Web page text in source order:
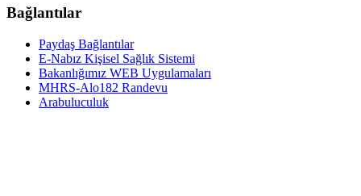
Bağlantılar
Paydaş Bağlantılar
E-Nabız Kişisel Sağlık Sistemi
Bakanlığımız WEB Uygulamaları
MHRS-Alo182 Randevu
Arabuluculuk